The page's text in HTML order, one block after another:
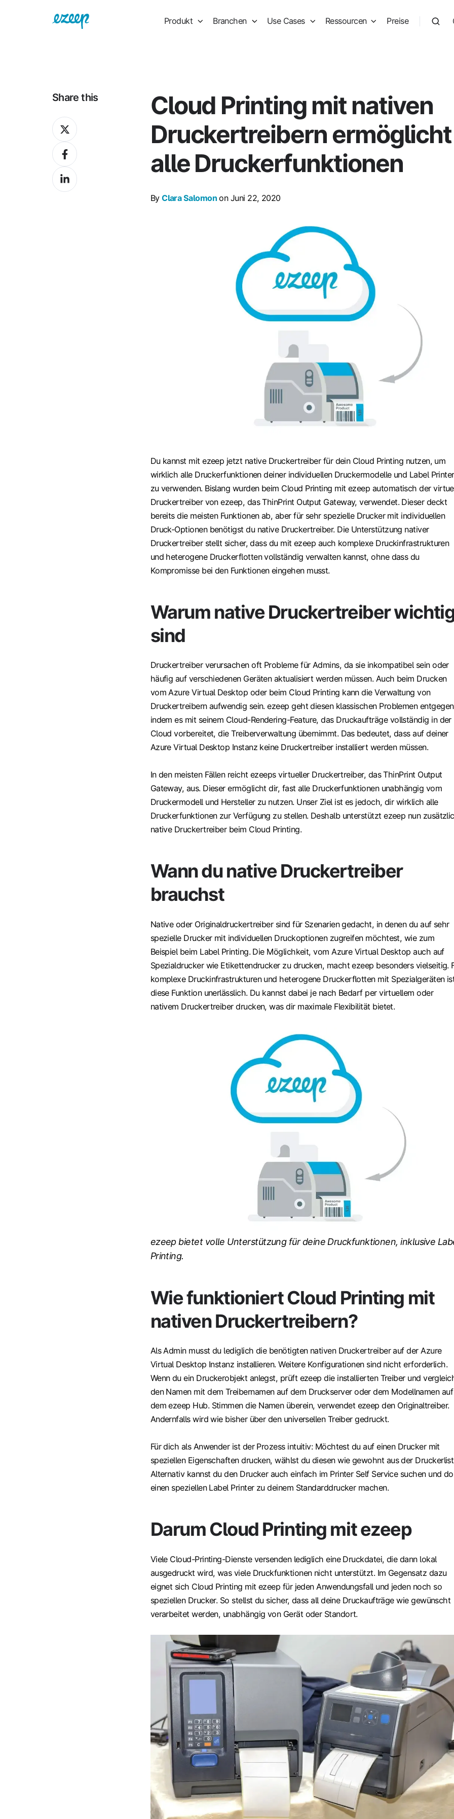
Produkt Branchen Use Cases Ressourcen Preise
Cloud Printing mit nativen
Druckertreibern ermöglicht
alle Druckerfunktionen
ByClara Salomon on Juni 22, 2020
Du kannst mit ezeep jetzt native Druckertreiber für dein Cloud Printing nutzen, um
wirklich alle Druckerfunktionen deiner individuellen Druckermodelle und Label Printer
zu verwenden. Bislang wurden beim Cloud Printing mit ezeep automatisch der
Druckertreiber von ezeep, das ThinPrint Output Gateway, verwendet. Dieser deckt
bereits die meisten Funktionen ab, aber für sehr spezielle Drucker mit individuellen
Druck-Optionen benötigst du native Druckertreiber. Die Unterstützung nativer
Druckertreiber stellt sicher, dass du mit ezeep auch komplexe Druckinfrastrukturen
und heterogene Druckerflotten vollständig verwalten kannst, ohne dass du
Kompromisse bei den Funktionen eingehen musst.
Warum native Druckertreiber
sind
Druckertreiber verursachen oft Probleme für Admins, da sie inkompatibel sein oder
häufig auf verschiedenen Geräten aktualisiert werden müssen. Auch beim Drucken
vom Azure Virtual Desktop oder beim Cloud Printing kann die Verwaltung von
Druckertreibern aufwendig sein. ezeep geht diesen klassischen Problemen
indem es mit seinem Cloud-Rendering-Feature, das Druckaufträge vollständig in der
Cloud vorbereitet, die Treiberverwaltung übernimmt. Das bedeutet, dass auf deiner
Azure Virtual Desktop Instanz keine Druckertreiber installiert werden müssen.
In den meisten Fällen reicht ezeeps virtueller Druckertreiber, das ThinPrint Output
Gateway, aus. Dieser ermöglicht dir, fast alle Druckerfunktionen unabhängig vom
Druckermodell und Hersteller zu nutzen. Unser Ziel ist es jedoch, dir wirklich alle
Druckerfunktionen zur Verfügung zu stellen. Deshalb unterstützt ezeep nun
native Druckertreiber beim Cloud Printing.
Wann du native Druckertreiber
brauchst
Native oder Originaldruckertreiber sind für Szenarien gedacht, in denen du auf sehr
spezielle Drucker mit individuellen Druckoptionen zugreifen möchtest, wie zum
Beispiel beim Label Printing. Die Möglichkeit, vom Azure Virtual Desktop auch auf
Spezialdrucker wie Etikettendrucker zu drucken, macht ezeep besonders vielseitig.
komplexe Druckinfrastrukturen und heterogene Druckerflotten mit Spezialgeräten
diese Funktion unerlässlich. Du kannst dabei je nach Bedarf per virtuellem oder
nativem Druckertreiber drucken, was dir maximale Flexibilität bietet.
ezeep bietet volle Unterstützung für deine Druckfunktionen, inklusive
Printing.
Wie funktioniert Cloud Printing mit
nativen Druckertreibern?
Als Admin musst du lediglich die benötigten nativen Druckertreiber auf der Azure
Virtual Desktop Instanz installieren. Weitere Konfigurationen sind nicht erforderlich.
Wenn du ein Druckerobjekt anlegst, prüft ezeep die installierten Treiber und
den Namen mit dem Treibernamen auf dem Druckserver oder dem Modellnamen auf
dem ezeep Hub. Stimmen die Namen überein, verwendet ezeep den Originaltreiber.
Andernfalls wird wie bisher über den universellen Treiber gedruckt.
Für dich als Anwender ist der Prozess intuitiv: Möchtest du auf einen Drucker mit
speziellen Eigenschaften drucken, wählst du diesen wie gewohnt aus der
Alternativ kannst du den Drucker auch einfach im Printer Self Service suchen und
einen speziellen Label Printer zu deinem Standarddrucker machen.
Darum Cloud Printing mit ezeep
Viele Cloud-Printing-Dienste versenden lediglich eine Druckdatei, die dann lokal
ausgedruckt wird, was viele Druckfunktionen nicht unterstützt. Im Gegensatz dazu
eignet sich Cloud Printing mit ezeep für jeden Anwendungsfall und jeden noch so
speziellen Drucker. So stellst du sicher, dass all deine Druckaufträge wie gewünscht
verarbeitet werden, unabhängig von Gerät oder Standort.
Share this
Share
on
XShare
on
Facebook
Share
on